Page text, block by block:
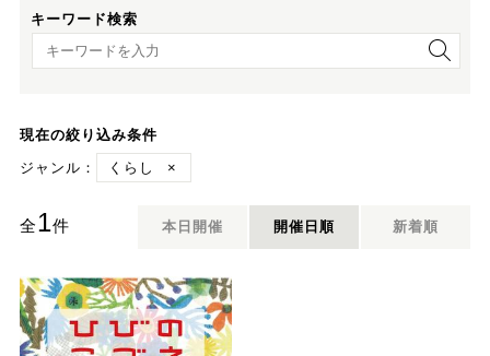
キーワード検索
キーワード検索
現在の絞り込み条件
ジャンル：
くらし ×
全1件 本日開催 開催日順 新着順